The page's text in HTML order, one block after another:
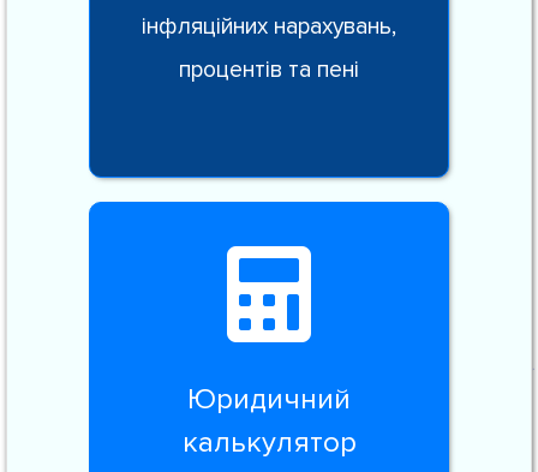
інфляційних нарахувань,
процентів та пені
Юридичний
калькулятор